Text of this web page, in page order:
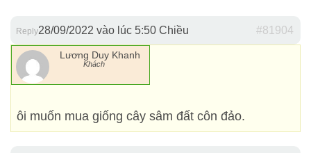
28/09/2022 vào lúc 5:50 Chiều #81904
Reply
Lương Duy Khanh
Khách
ôi muốn mua giống cây sâm đất côn đảo.